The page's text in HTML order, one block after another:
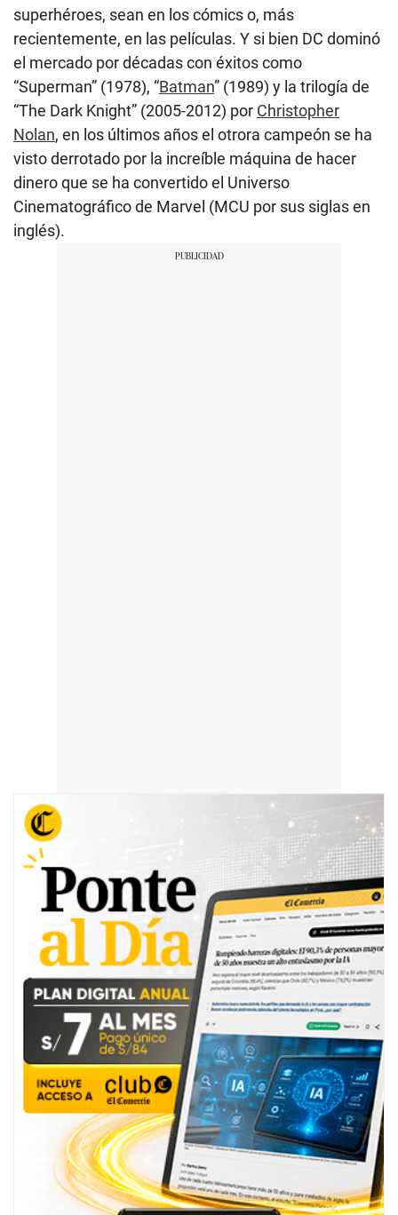
superhéroes, sean en los cómics o, más
recientemente, en las películas. Y si bien DC dominó
el mercado por décadas con éxitos como
“Superman” (1978), “Batman” (1989) y la trilogía de
“The Dark Knight” (2005-2012) por Christopher
Nolan, en los últimos años el otrora campeón se ha
visto derrotado por la increíble máquina de hacer
dinero que se ha convertido el Universo
Cinematográfico de Marvel (MCU por sus siglas en
inglés).